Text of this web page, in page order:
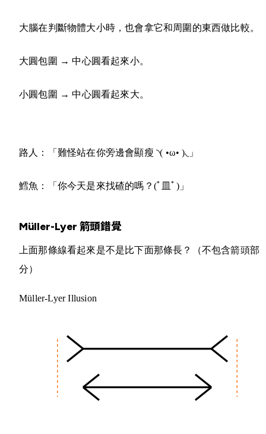
大腦在判斷物體大小時，也會拿它和周圍的東西做比較。
大圓包圍 → 中心圓看起來小。
小圓包圍 → 中心圓看起來大。
路人：「難怪站在你旁邊會顯瘦 ◝( •ω• )◟ 」
鱈魚：「你今天是來找碴的嗎？ (ﾟ皿ﾟ)」
Müller-Lyer 箭頭錯覺
上面那條線看起來是不是比下面那條長？（不包含箭頭部
分）
Müller-Lyer Illusion